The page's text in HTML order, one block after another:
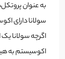
به عنوان
سولانا دارای
اگرچه سولانا
اکوسیستم به